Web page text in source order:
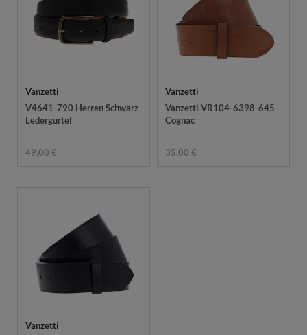
Vanzetti
V4641-790 Herren Schwarz
Ledergürtel
49,00 €
Vanzetti
Vanzetti VR104-6398-645
Cognac
35,00 €
Vanzetti